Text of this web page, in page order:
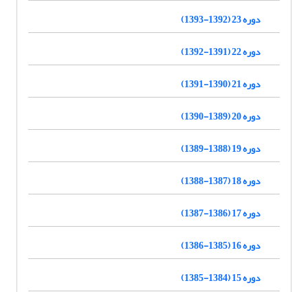
دوره 23 (1392-1393)
دوره 22 (1391-1392)
دوره 21 (1390-1391)
دوره 20 (1389-1390)
دوره 19 (1388-1389)
دوره 18 (1387-1388)
دوره 17 (1386-1387)
دوره 16 (1385-1386)
دوره 15 (1384-1385)